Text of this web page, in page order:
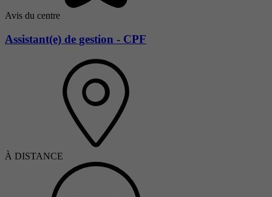
Avis du centre
Assistant(e) de gestion - CPF
À DISTANCE